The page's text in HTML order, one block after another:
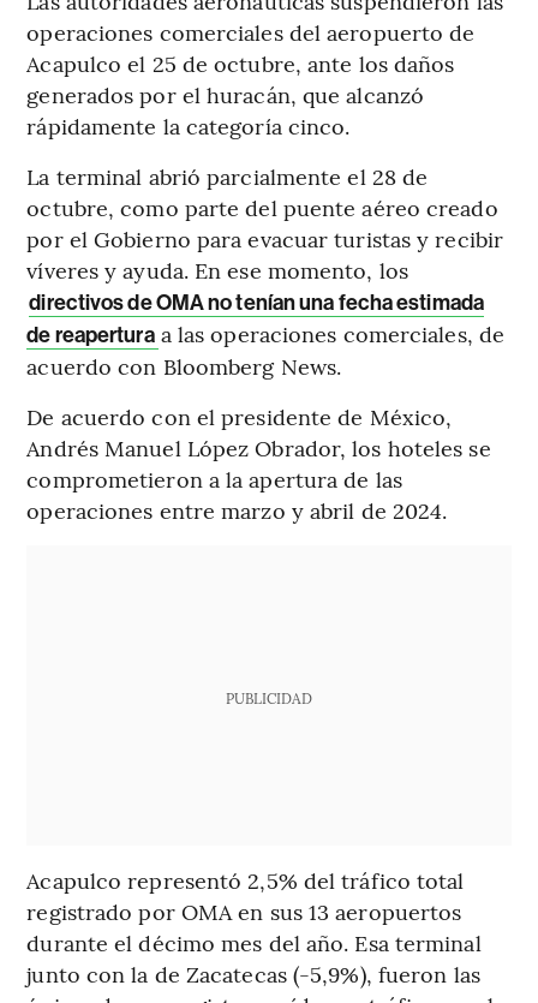
operaciones comerciales del aeropuerto de
Acapulco el 25 de octubre, ante los daños
generados por el huracán, que alcanzó
rápidamente la categoría cinco.
La terminal abrió parcialmente el 28 de
octubre, como parte del puente aéreo creado
por el Gobierno para evacuar turistas y recibir
víveres y ayuda. En ese momento, los
directivos de OMA no tenían una fecha estimada
de reapertura a las operaciones comerciales, de
acuerdo con Bloomberg News.
De acuerdo con el presidente de México,
Andrés Manuel López Obrador, los hoteles se
comprometieron a la apertura de las
operaciones entre marzo y abril de 2024.
PUBLICIDAD
Acapulco representó 2,5% del tráfico total
registrado por OMA en sus 13 aeropuertos
durante el décimo mes del año. Esa terminal
junto con la de Zacatecas (-5,9%), fueron las